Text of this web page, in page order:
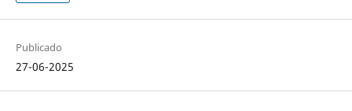
Publicado
27-06-2025